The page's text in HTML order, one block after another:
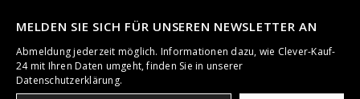
MELDEN SIE SICH FÜR UNSEREN NEWSLETTER AN
Abmeldung jederzeit möglich. Informationen dazu, wie Clever-Kauf-
24 mit Ihren Daten umgeht, finden Sie in unserer
Datenschutzerklärung.